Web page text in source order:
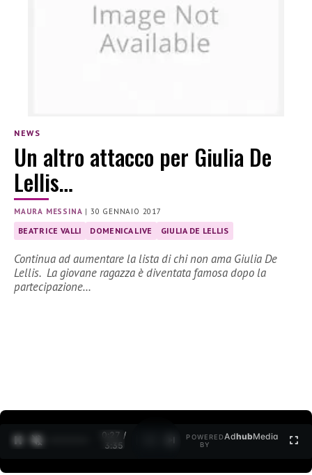
NEWS
Un altro attacco per Giulia De
Lellis…
MAURA MESSINA | 30 GENNAIO 2017
BEATRICE VALLI DOMENICA LIVE GIULIA DE LELLIS
Continua ad aumentare la lista di chi non ama Giulia De
Lellis. La giovane ragazza è diventata famosa dopo la
partecipazione…
0:28 /
3:35
POWERED
BY
AdhubMedia